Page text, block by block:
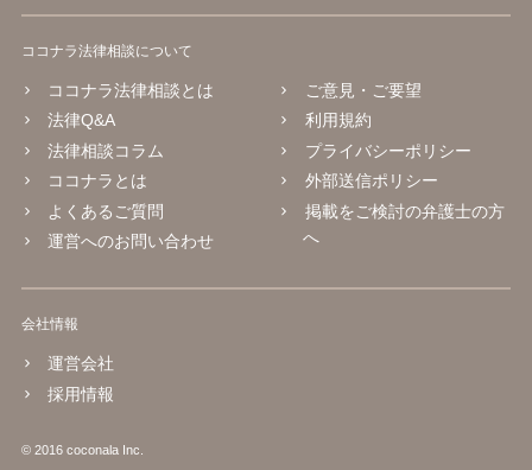
ココナラ法律相談について
ココナラ法律相談とは
法律Q&A
法律相談コラム
ココナラとは
よくあるご質問
運営へのお問い合わせ
ご意見・ご要望
利用規約
プライバシーポリシー
外部送信ポリシー
掲載をご検討の弁護士の方
へ
会社情報
運営会社
採用情報
© 2016 coconala Inc.